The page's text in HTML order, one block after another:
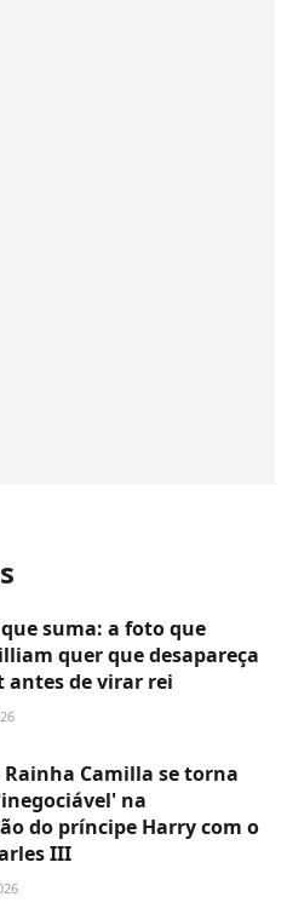
suma: a foto que
quer que desapareça
de virar rei
Camilla se torna
na
do príncipe Harry com o
III